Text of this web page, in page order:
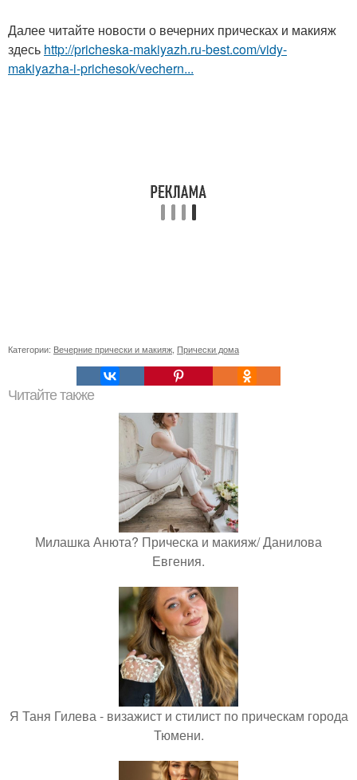
Далее читайте новости о вечерних прическах и макияж
здесь http://pricheska-makiyazh.ru-best.com/vidy-
makiyazha-i-prichesok/vechern...
Категории: Вечерние прически и макияж Прически дома
Читайте также
Милашка Анюта? Прическа и макияж/ Данилова
Евгения.
Я Таня Гилева - визажист и стилист по прическам города
Тюмени.